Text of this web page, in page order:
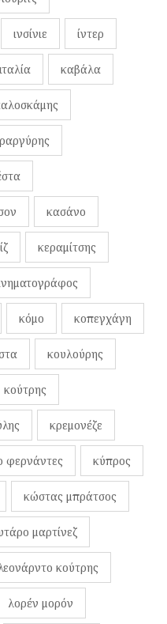
ινσίνιε ίντερ
ιταλία καβάλα
κασάνο
κεραμίτσης
κόμο κοπεγχάγη
κουλούρης
κούτρης
κρεμονέζε
φερνάντες κύπρος
κώστας μπράτσος
μαρτίνεζ
κούτρης
λορέν μορόν